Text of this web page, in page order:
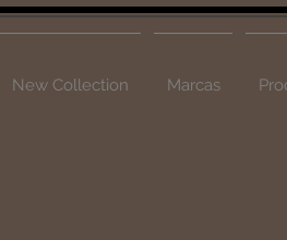
New Collection Marcas